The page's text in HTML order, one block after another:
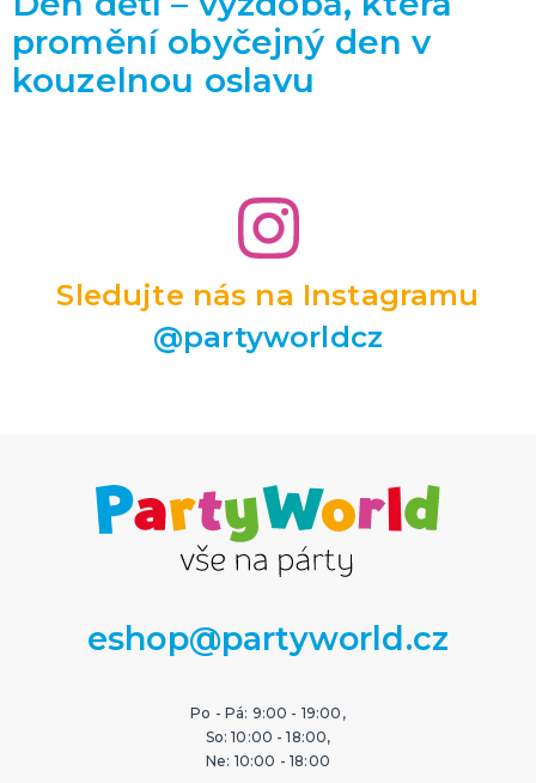
promění obyčejný den v
kouzelnou oslavu
Sledujte nás na Instagramu
@partyworldcz
eshop@partyworld.cz
Po - Pá: 9:00 - 19:00,
So: 10:00 - 18:00,
Ne: 10:00 - 18:00